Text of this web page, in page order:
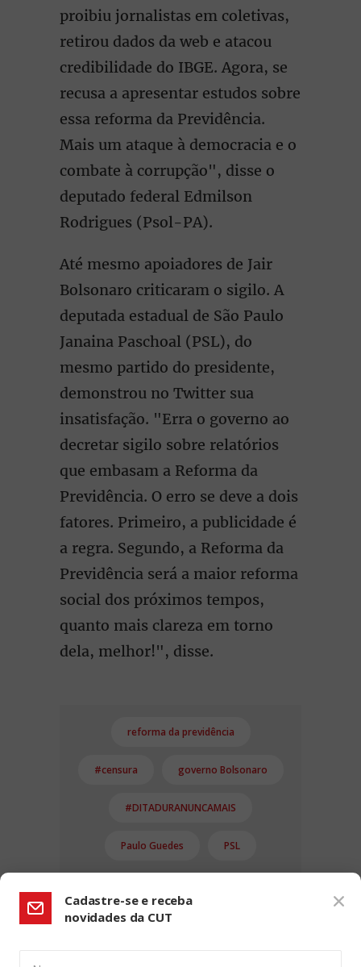
proibiu jornalistas em coletivas,
retirou dados da web e atacou
credibilidade do IBGE. Agora, se
recusa a apresentar estudos sobre
essa reforma da Previdência.
Mais um ataque à democracia e o
combate à corrupção", disse o
deputado federal Edmilson
Rodrigues (Psol-PA).
Até mesmo apoiadores de Jair
Bolsonaro criticaram o sigilo. A
deputada estadual de São Paulo
Janaina Paschoal (PSL), do
mesmo partido do presidente,
demonstrou no Twitter sua
insatisfação. "Erra o governo ao
decretar sigilo sobre relatórios
que embasam a Reforma da
Previdência. O erro se deve a dois
fatores. Primeiro, a publicidade é
a regra. Segundo, a Reforma da
Previdência será a maior reforma
social dos próximos tempos,
quanto mais clareza em torno
dela, melhor!", disse.
reforma da previdência
#censura governo Bolsonaro
#DITADURANUNCAMAIS
Paulo Guedes PSL
Cadastre-se e receba
novidades da CUT